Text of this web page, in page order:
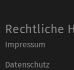
Rechtliche
Impressum
Datenschutz